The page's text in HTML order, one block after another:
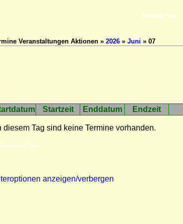
Aktueller Tag
Veranstaltungen Aktionen » 2026 » Juni » 07
Startzeit Enddatum Endzeit
diesem Tag sind keine Termine vorhanden.
Druckvorschau
anzeigen/verbergen